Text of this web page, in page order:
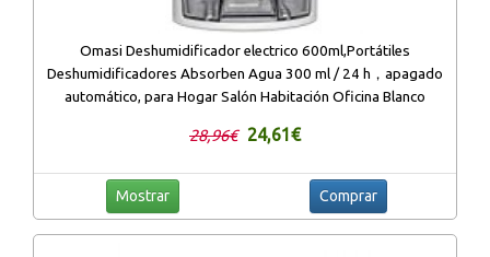
Omasi Deshumidificador electrico 600ml,Portátiles
Deshumidificadores Absorben Agua 300 ml / 24 h，apagado
automático, para Hogar Salón Habitación Oficina Blanco
28,96€ 24,61€
Mostrar Comprar